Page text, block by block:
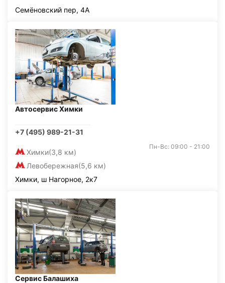
Семёновский пер, 4А
Автосервис Химки
+7 (495) 989-21-31
Химки(3,8 км)
Левобережная(5,6 км)
Пн-Вс: 09:00 - 21:00
Химки, ш Нагорное, 2к7
Сервис Балашиха